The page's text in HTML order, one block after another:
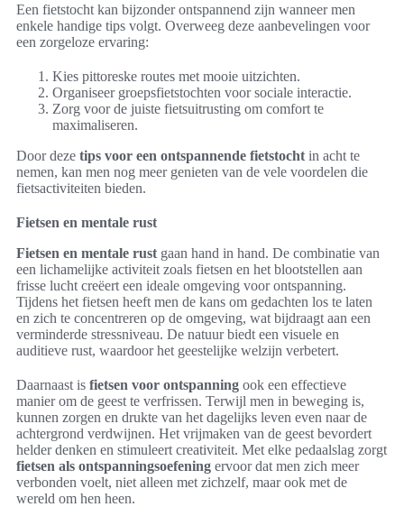
Een fietstocht kan bijzonder ontspannend zijn wanneer men
enkele handige tips volgt. Overweeg deze aanbevelingen voor
een zorgeloze ervaring:
Kies pittoreske routes met mooie uitzichten.
Organiseer groepsfietstochten voor sociale interactie.
Zorg voor de juiste fietsuitrusting om comfort te
maximaliseren.
Door deze tips voor een ontspannende fietstocht in acht te
nemen, kan men nog meer genieten van de vele voordelen die
fietsactiviteiten bieden.
Fietsen en mentale rust
Fietsen en mentale rust gaan hand in hand. De combinatie van
een lichamelijke activiteit zoals fietsen en het blootstellen aan
frisse lucht creëert een ideale omgeving voor ontspanning.
Tijdens het fietsen heeft men de kans om gedachten los te laten
en zich te concentreren op de omgeving, wat bijdraagt aan een
verminderde stressniveau. De natuur biedt een visuele en
auditieve rust, waardoor het geestelijke welzijn verbetert.
Daarnaast is fietsen voor ontspanning ook een effectieve
manier om de geest te verfrissen. Terwijl men in beweging is,
kunnen zorgen en drukte van het dagelijks leven even naar de
achtergrond verdwijnen. Het vrijmaken van de geest bevordert
helder denken en stimuleert creativiteit. Met elke pedaalslag zorgt
fietsen als ontspanningsoefening ervoor dat men zich meer
verbonden voelt, niet alleen met zichzelf, maar ook met de
wereld om hen heen.